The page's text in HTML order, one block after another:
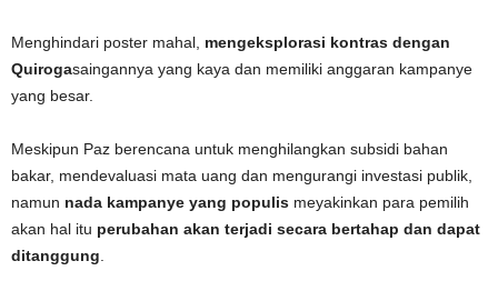
Menghindari poster mahal, mengeksplorasi kontras dengan
Quirogasaingannya yang kaya dan memiliki anggaran kampanye
yang besar.
Meskipun Paz berencana untuk menghilangkan subsidi bahan
bakar, mendevaluasi mata uang dan mengurangi investasi publik,
namun nada kampanye yang populis meyakinkan para pemilih
akan hal itu perubahan akan terjadi secara bertahap dan dapat
ditanggung